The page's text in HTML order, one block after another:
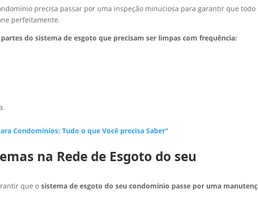
precisa passar por uma inspeção minuciosa para garantir que todo
perfeitamente.
do sistema de esgoto que precisam ser limpas com frequência:
Condomínios: Tudo o que Você precisa Saber"
na Rede de Esgoto do seu
que osistema de esgoto do seu condomínio passe por uma